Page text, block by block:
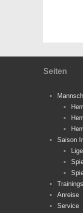
Seiten
Saison
Anreise
Service